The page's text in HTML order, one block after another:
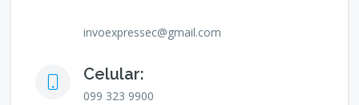
invoexpressec@gmail.com
Celular:
099 323 9900